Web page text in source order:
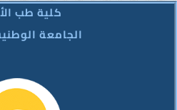
كلية طب
الجامعة